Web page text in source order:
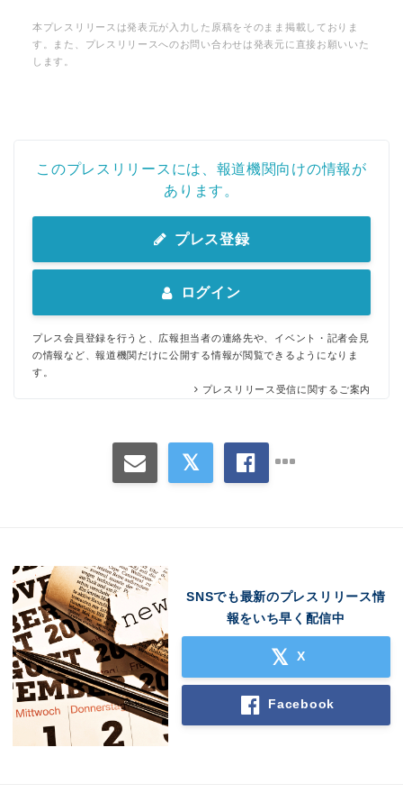
本プレスリリースは発表元が入力した原稿をそのまま掲載しておりま
す。また、プレスリリースへのお問い合わせは発表元に直接お願いいた
します。
このプレスリリースには、報道機関向けの情報が
あります。
プレス登録
ログイン
プレス会員登録を行うと、広報担当者の連絡先や、イベント・記者会見
の情報など、報道機関だけに公開する情報が閲覧できるようになりま
す。
プレスリリース受信に関するご案内
SNSでも最新のプレスリリース情
報をいち早く配信中
X
Facebook